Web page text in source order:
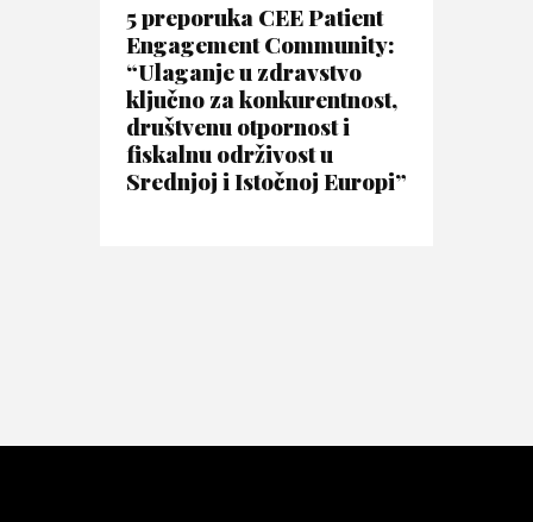
5 preporuka CEE Patient
Engagement Community:
“Ulaganje u zdravstvo
ključno za konkurentnost,
društvenu otpornost i
fiskalnu održivost u
Srednjoj i Istočnoj Europi”